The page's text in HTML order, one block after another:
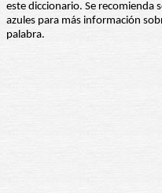
este diccionario. Se recomienda
azules para más información
palabra.